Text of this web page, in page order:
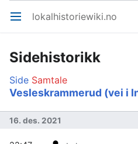
Åpne hovedmenyen lokalhistoriewiki.no
Sidehistorikk
Side Samtale
Vesleskrammerud (vei i
16. des. 2021